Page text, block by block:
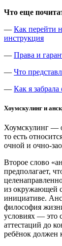
Что еще
— Как перейти
инструкция
— Права и
— Что
— Как я
Хоумскулинг и
Хоумскулинг —
то есть
очной и очно-
Второе слово
предполагает,
из окружающей
инициативе.
философия
условиях — это
аттестаций до
ребёнок должен